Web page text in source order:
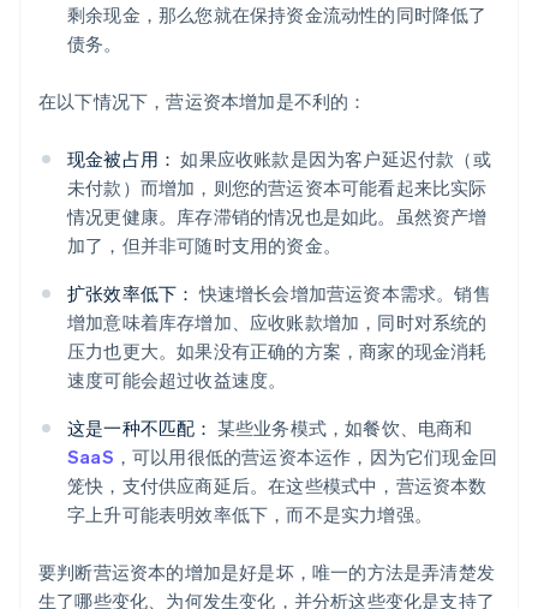
剩余现金，那么您就在保持资金流动性的同时降低了
债务。
在以下情况下，营运资本增加是不利的：
现金被占用： 如果应收账款是因为客户延迟付款（或
未付款）而增加，则您的营运资本可能看起来比实际
情况更健康。库存滞销的情况也是如此。虽然资产增
加了，但并非可随时支用的资金。
扩张效率低下： 快速增长会增加营运资本需求。销售
增加意味着库存增加、应收账款增加，同时对系统的
压力也更大。如果没有正确的方案，商家的现金消耗
速度可能会超过收益速度。
这是一种不匹配： 某些业务模式，如餐饮、电商和
SaaS ，可以用很低的营运资本运作，因为它们现金回
笼快，支付供应商延后。在这些模式中，营运资本数
字上升可能表明效率低下，而不是实力增强。
要判断营运资本的增加是好是坏，唯一的方法是弄清楚发
生了哪些变化、为何发生变化，并分析这些变化是支持了